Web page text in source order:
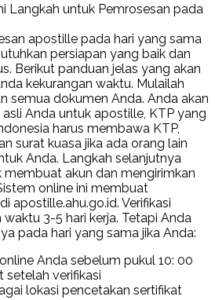
Langkah untuk Pemrosesan pada
apostille pada hari yang sama
persiapan yang baik dan
Berikut panduan jelas yang akan
kekurangan waktu. Mulailah
semua dokumen Anda. Anda akan
Anda untuk apostille, KTP yang
harus membawa KTP,
surat kuasa jika ada orang lain
Anda. Langkah selanjutnya
akun dan mengirimkan
online ini membuat
apostille.ahu.go.id. Verifikasi
3-5 hari kerja. Tetapi Anda
pada hari yang sama jika Anda:
Anda sebelum pukul 10: 00
setelah verifikasi
lokasi pencetakan sertifikat